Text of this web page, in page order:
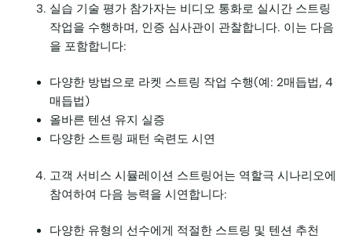
실습 기술 평가 참가자는 비디오 통화로 실시간 스트링
작업을 수행하며, 인증 심사관이 관찰합니다. 이는 다음
을 포함합니다:
다양한 방법으로 라켓 스트링 작업 수행(예: 2매듭법, 4
매듭법)
올바른 텐션 유지 실증
다양한 스트링 패턴 숙련도 시연
고객 서비스 시뮬레이션 스트링어는 역할극 시나리오에
참여하여 다음 능력을 시연합니다:
다양한 유형의 선수에게 적절한 스트링 및 텐션 추천